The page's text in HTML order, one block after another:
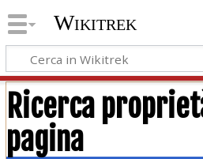
Wikitrek
Ricerca
pagina